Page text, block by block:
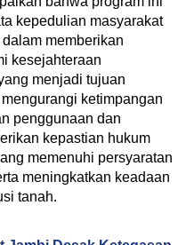
kepedulian masyarakat
memberikan
kesejahteraan
menjadi tujuan
ketimpangan
penggunaan dan
kepastian hukum
memenuhi persyaratan
meningkatkan keadaan
tanah.